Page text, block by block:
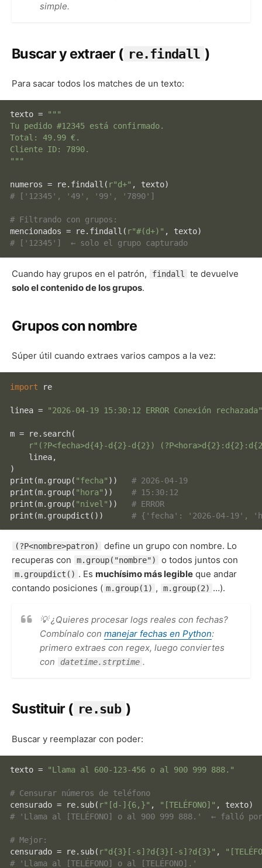
simple.
Buscar y extraer ( re.findall )
Para sacar todos los matches de un texto:
texto =
"""
Tu pedido #12345 está confirmado.
Total: 49.99 €.
Cliente ID: 7890.
"""
numeros = re.findall( r"d+"
# ['12345', '49', '99', '7890']
# Filtrando con grupos:
mencionados = re.findall( r"#(d+)"
# ['12345']  ← solo el grupo capturado
Cuando hay grupos en el patrón, findall
te devuelve
solo el contenido de los grupos.
Grupos con nombre
Súper útil cuando extraes varios campos a la vez:
import re
linea = "2026-04-19 15:30:12 ERROR Conexión
m = re.search(
r"(?P<fecha>d{4}-d{2}-d{2})
    linea,
print (m.group( "fecha" )) # 2026-04-19
print (m.group( "hora" )) # 15:30:12
print (m.group( "nivel" )) # ERROR
print (m.groupdict()) # {'fecha': '2026-04-19',
(?P<nombre>patron)
define un grupo con nombre. Lo
recuperas con
m.group("nombre") o todos juntos con
m.groupdict() . Es muchísimo más legible que andar
contando posiciones ( m.group(1) , m.group(2) …).
💡 ¿Quieres procesar logs reales con fechas?
Combínalo con manejar fechas en Python:
primero extraes con regex, luego conviertes
con
datetime.strptime .
Sustituir ( re.sub )
Buscar y reemplazar con poder:
texto = "Llama al 600-123-456 o al 900 999 888."
# Censurar números de teléfono
censurado = re.sub( r"[d-]{6,}" , "[TELÉFONO]"
# 'Llama al [TELÉFONO] o al 900 999 888.'  ← falló
# Mejor:
censurado = re.sub( r"d{3}[-s]?d{3}[-s]?d{3}" ,
# 'Llama al [TELÉFONO] o al [TELÉFONO].'